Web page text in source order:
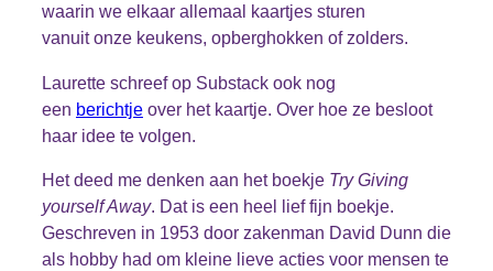
waarin we elkaar allemaal kaartjes sturen
vanuit onze keukens, opberghokken of zolders.
Laurette schreef op Substack ook nog
een berichtje over het kaartje. Over hoe ze besloot
haar idee te volgen.
Het deed me denken aan het boekje Try Giving
yourself Away. Dat is een heel lief fijn boekje.
Geschreven in 1953 door zakenman David Dunn die
als hobby had om kleine lieve acties voor mensen te